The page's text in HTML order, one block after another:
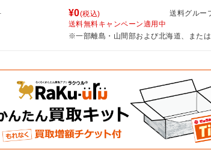
¥0(税込) 送料グルー
送料無料キャンペーン適用中
※一部離島・山間部および北海道、また